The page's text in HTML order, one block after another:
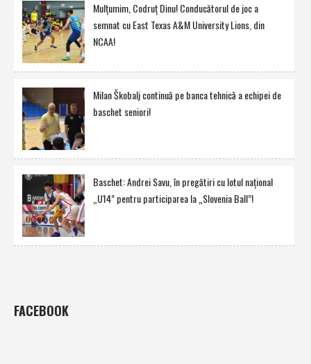
Mulţumim, Codruţ Dinu! Conducătorul de joc a
semnat cu East Texas A&M University Lions, din
NCAA!
Milan Škobalj continuă pe banca tehnică a echipei de
baschet seniori!
Baschet: Andrei Savu, în pregătiri cu lotul naţional
„U14” pentru participarea la „Slovenia Ball”!
FACEBOOK